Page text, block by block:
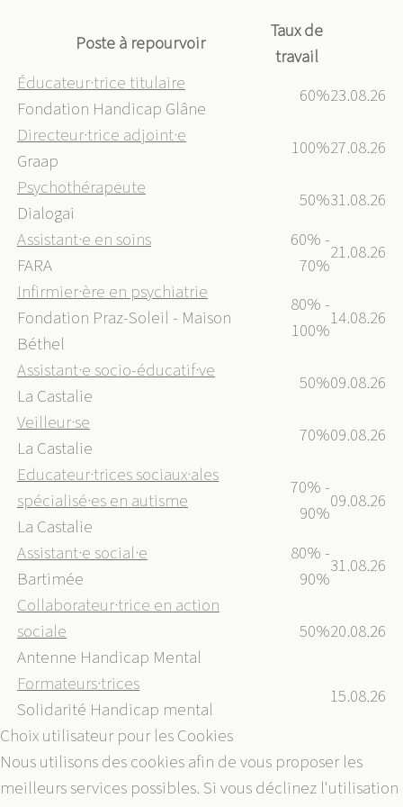
Poste à repourvoir
Taux de
travail
Éducateur·trice titulaire
Fondation Handicap Glâne
60%23.08.26
Directeur·trice adjoint·e
Graap
100%27.08.26
Psychothérapeute
Dialogai
50%31.08.26
Assistant·e en soins
FARA
60% -
70%
21.08.26
Infirmier·ère en psychiatrie
Fondation Praz-Soleil - Maison
Béthel
80% -
100%
14.08.26
Assistant·e socio-éducatif·ve
La Castalie
50%09.08.26
Veilleur·se
La Castalie
70%09.08.26
Educateur·trices sociaux·ales
spécialisé·es en autisme
La Castalie
70% -
90%
09.08.26
Assistant·e social·e
Bartimée
80% -
90%
31.08.26
Collaborateur·trice en action
sociale
Antenne Handicap Mental
50%20.08.26
Formateurs·trices
Solidarité Handicap mental
15.08.26
Choix utilisateur pour les Cookies
Nous utilisons des cookies afin de vous proposer les
meilleurs services possibles. Si vous déclinez l'utilisation